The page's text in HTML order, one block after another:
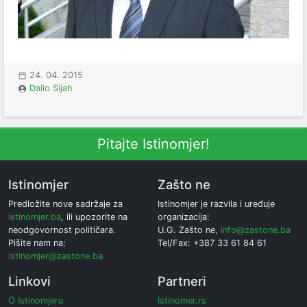
24. 04. 2015
Dalio Sijah
Pitajte Istinomjer!
Istinomjer
Predložite nove sadržaje za
istinomjer.ba, ili upozorite na
neodgovornost političara.
Pišite nam na:
istinomjer@zastone.ba
Zašto ne
Istinomjer je razvila i uređuje
organizacija:
U.G. Zašto ne, info@zastone.ba
Tel/Fax: +387 33 61 84 61
Linkovi
O Istinomjeru
Partneri
Istinomer.rs